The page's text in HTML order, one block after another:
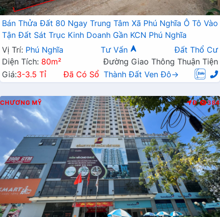
Bán Thửa Đất 80 Ngay Trung Tâm Xã Phú Nghĩa Ô Tô Vào
Tận Đất Sát Trục Kinh Doanh Gần KCN Phú Nghĩa
Vị Trí: Phú Nghĩa Tư Vấn
Đất Thổ Cư
Diện Tích: 80m²
Đường Giao Thông Thuận Tiện
Giá:3-3.5 Tỉ Đã Có Sổ Thành Đất Ven Đô→
CHƯƠNG MỸ Đ 384